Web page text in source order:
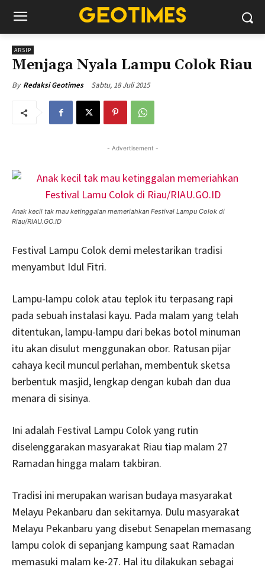
ARSIP
Menjaga Nyala Lampu Colok Riau
By Redaksi Geotimes Sabtu, 18 Juli 2015
- Advertisement -
Anak kecil tak mau ketinggalan memeriahkan Festival Lampu Colok di
Riau/RIAU.GO.ID
Festival Lampu Colok demi melestarikan tradisi
menyambut Idul Fitri.
Lampu-lampu colok atau teplok itu terpasang rapi
pada sebuah instalasi kayu. Pada malam yang telah
ditentukan, lampu-lampu dari bekas botol minuman
itu akan disulut menggunakan obor. Ratusan pijar
cahaya kecil muncul perlahan, membentuk sketsa
berbentuk masjid, lengkap dengan kubah dan dua
menara di sisinya.
Ini adalah Festival Lampu Colok yang rutin
diselenggarakan masyarakat Riau tiap malam 27
Ramadan hingga malam takbiran.
Tradisi ini merupakan warisan budaya masyarakat
Melayu Pekanbaru dan sekitarnya. Dulu masyarakat
Melayu Pekanbaru yang disebut Senapelan memasang
lampu colok di sepanjang kampung saat Ramadan
memasuki malam ke-27. Hal itu dilakukan sebagai